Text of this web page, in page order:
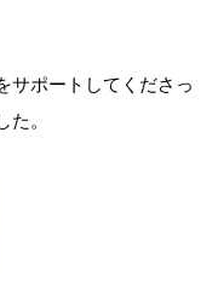
サポートしてくださっ
。